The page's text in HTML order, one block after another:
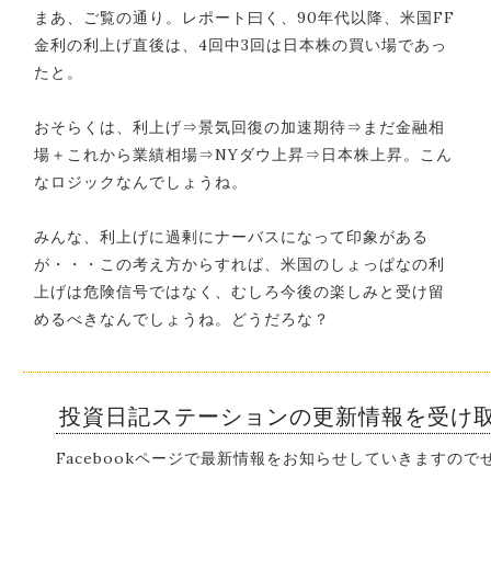
まあ、ご覧の通り。レポート曰く、90年代以降、米国FF
金利の利上げ直後は、4回中3回は日本株の買い場であっ
たと。
おそらくは、利上げ⇒景気回復の加速期待⇒まだ金融相
場＋これから業績相場⇒NYダウ上昇⇒日本株上昇。こん
なロジックなんでしょうね。
みんな、利上げに過剰にナーバスになって印象がある
が・・・この考え方からすれば、米国のしょっぱなの利
上げは危険信号ではなく、むしろ今後の楽しみと受け留
めるべきなんでしょうね。どうだろな？
投資日記ステーションの更新情報を受け
Facebookページで最新情報をお知らせしていきますので